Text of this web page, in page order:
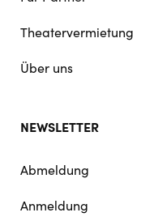
Theatervermietung
Über uns
NEWSLETTER
Abmeldung
Anmeldung